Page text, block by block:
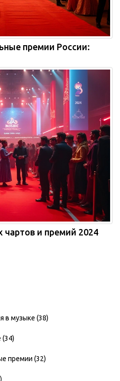
премии России:
и премий 2024
в музыке (38)
(34)
премии (32)